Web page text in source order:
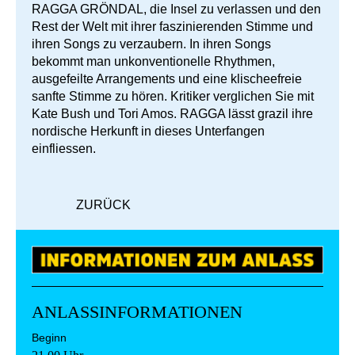
RAGGA GRÖNDAL, die Insel zu verlassen und den
Rest der Welt mit ihrer faszinierenden Stimme und
ihren Songs zu verzaubern. In ihren Songs
bekommt man unkonventionelle Rhythmen,
ausgefeilte Arrangements und eine klischeefreie
sanfte Stimme zu hören. Kritiker verglichen Sie mit
Kate Bush und Tori Amos. RAGGA lässt grazil ihre
nordische Herkunft in dieses Unterfangen
einfliessen.
ZURÜCK
ANLASSINFORMATIONEN
Beginn